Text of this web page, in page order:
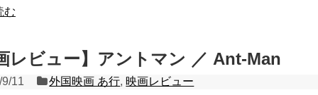
む
レビュー】アントマン ／ Ant-Man
11 外国映画 あ行, 映画レビュー